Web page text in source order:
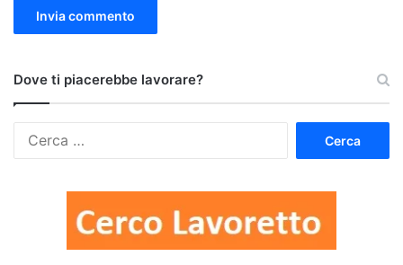
Dove ti piacerebbe lavorare?